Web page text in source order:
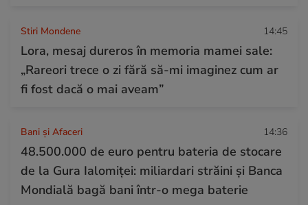
Stiri Mondene 14:45
Lora, mesaj dureros în memoria mamei sale:
„Rareori trece o zi fără să-mi imaginez cum ar
fi fost dacă o mai aveam”
Bani și Afaceri 14:36
48.500.000 de euro pentru bateria de stocare
de la Gura Ialomiței: miliardari străini și Banca
Mondială bagă bani într-o mega baterie